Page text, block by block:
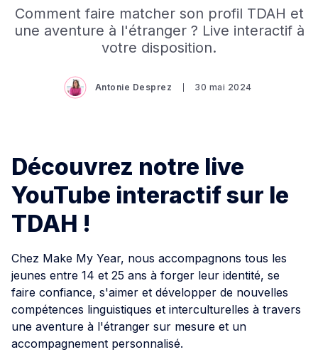
Comment faire matcher son profil TDAH et
une aventure à l'étranger ? Live interactif à
votre disposition.
Antonie Desprez 30 mai 2024
Découvrez notre live
YouTube interactif sur le
TDAH !
Chez Make My Year, nous accompagnons tous les
jeunes entre 14 et 25 ans à forger leur identité, se
faire confiance, s'aimer et développer de nouvelles
compétences linguistiques et interculturelles à travers
une aventure à l'étranger sur mesure et un
accompagnement personnalisé.